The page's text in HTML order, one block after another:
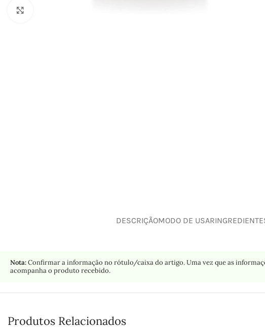
DESCRIÇÃOMODO DE USAR
Nota:Confirmar a informação no rótulo/caixa do artigo. Uma vez que as
acompanha o produto recebido.
Produtos Relacionados